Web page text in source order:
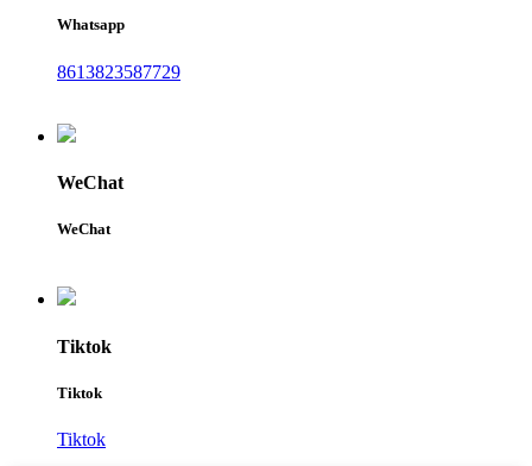
Whatsapp
8613823587729
WeChat
WeChat
Tiktok
Tiktok
Tiktok